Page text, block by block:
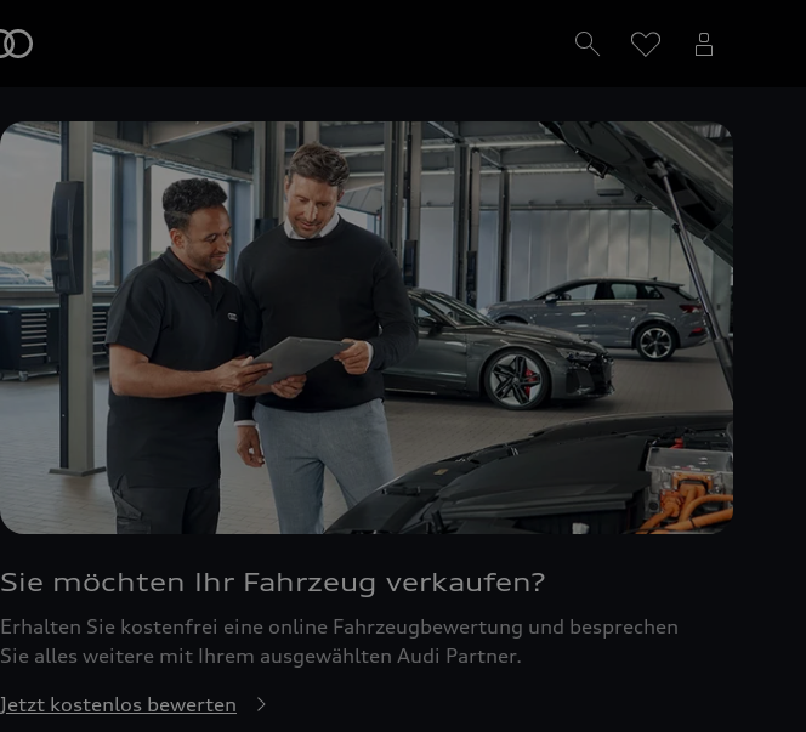
Sie möchten Ihr Fahrzeug verkaufen?
Erhalten Sie kostenfrei eine online Fahrzeugbewertung und besprechen
Sie alles weitere mit Ihrem ausgewählten Audi Partner.
Jetzt kostenlos bewerten